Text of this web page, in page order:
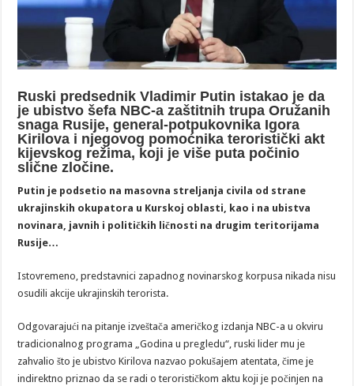
Ruski predsednik Vladimir Putin istakao je da
je ubistvo šefa NBC-a zaštitnih trupa Oružanih
snaga Rusije, general-potpukovnika Igora
Kirilova i njegovog pomoćnika teroristički akt
kijevskog režima, koji je više puta počinio
slične zločine.
Putin je podsetio na masovna streljanja civila od strane
ukrajinskih okupatora u Kurskoj oblasti, kao i na ubistva
novinara, javnih i političkih ličnosti na drugim teritorijama
Rusije…
Istovremeno, predstavnici zapadnog novinarskog korpusa nikada nisu
osudili akcije ukrajinskih terorista.
Odgovarajući na pitanje izveštača američkog izdanja NBC-a u okviru
tradicionalnog programa „Godina u pregledu“, ruski lider mu je
zahvalio što je ubistvo Kirilova nazvao pokušajem atentata, čime je
indirektno priznao da se radi o terorističkom aktu koji je počinjen na